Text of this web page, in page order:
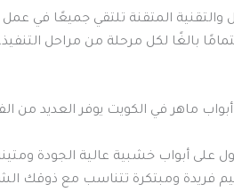
والتقنية المتقنة تلتقي جميعًا في عمل
بالغًا لكل مرحلة من مراحل
ماهر في الكويت يوفر العديد من
على أبواب خشبية عالية الجودة
فريدة ومبتكرة تتناسب مع ذوقك